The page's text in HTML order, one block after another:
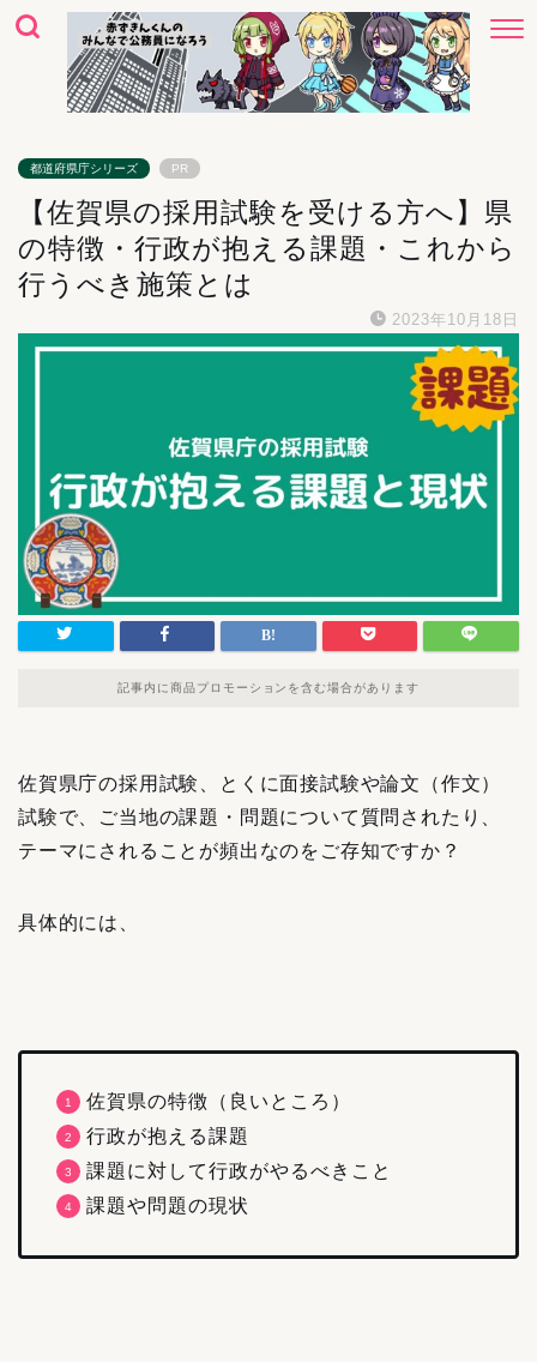
都道府県庁シリーズ PR
【佐賀県の採用試験を受ける方へ】県
の特徴・行政が抱える課題・これから
行うべき施策とは
2023年10月18日
記事内に商品プロモーションを含む場合があります
佐賀県庁の採用試験、とくに面接試験や論文（作文）
試験で、ご当地の課題・問題について質問されたり、
テーマにされることが頻出なのをご存知ですか？
具体的には、
佐賀県の特徴（良いところ）
行政が抱える課題
課題に対して行政がやるべきこと
課題や問題の現状